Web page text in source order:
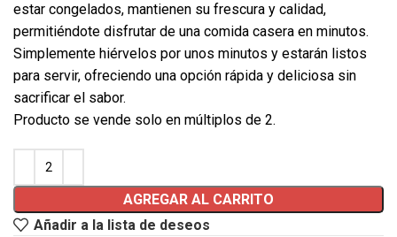
estar congelados, mantienen su frescura y calidad,
permitiéndote disfrutar de una comida casera en minutos.
Simplemente hiérvelos por unos minutos y estarán listos
para servir, ofreciendo una opción rápida y deliciosa sin
sacrificar el sabor.
Producto se vende solo en múltiplos de 2.
AGREGAR AL CARRITO
Añadir a la lista de deseos